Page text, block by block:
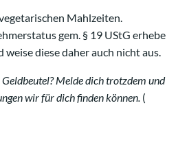
Mahlzeiten.
gem. § 19 UStG erhebe
diese daher auch nicht aus.
Melde dich trotzdem und
wir für dich finden können. (